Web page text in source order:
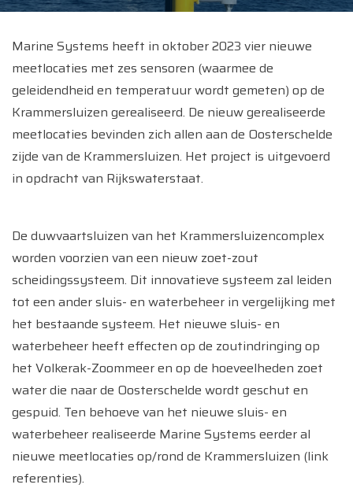
Marine Systems heeft in oktober 2023 vier nieuwe
meetlocaties met zes sensoren (waarmee de
geleidendheid en temperatuur wordt gemeten) op de
Krammersluizen gerealiseerd. De nieuw gerealiseerde
meetlocaties bevinden zich allen aan de Oosterschelde
zijde van de Krammersluizen. Het project is uitgevoerd
in opdracht van Rijkswaterstaat.
De duwvaartsluizen van het Krammersluizencomplex
worden voorzien van een nieuw zoet-zout
scheidingssysteem. Dit innovatieve systeem zal leiden
tot een ander sluis- en waterbeheer in vergelijking met
het bestaande systeem. Het nieuwe sluis- en
waterbeheer heeft effecten op de zoutindringing op
het Volkerak-Zoommeer en op de hoeveelheden zoet
water die naar de Oosterschelde wordt geschut en
gespuid. Ten behoeve van het nieuwe sluis- en
waterbeheer realiseerde Marine Systems eerder al
nieuwe meetlocaties op/rond de Krammersluizen (link
referenties).